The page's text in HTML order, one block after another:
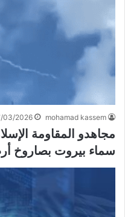
mohamad kassem
03/2026
مجاهدو المقاومة
سماء بيروت بصاروخ